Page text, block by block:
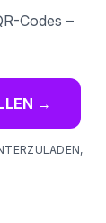
Codes –
→